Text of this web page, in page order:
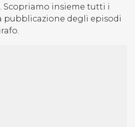
Scopriamo insieme tutti i
pubblicazione degli episodi